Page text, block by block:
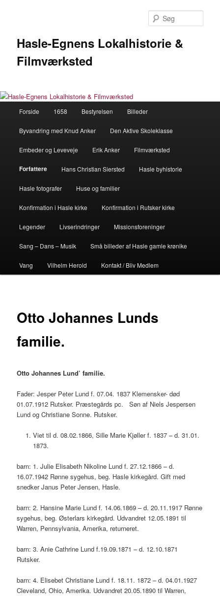
Hasle-Egnens Lokalhistorie &
Filmværksted
Forside 1658 Bestyrelsen Billeder
Byvandring med Knud Anker Den Aktive Skoleklasse
Embeder og Leveveje Erik Anker Filmværksted
Forfattere Hans Christian Siersted Hasle byhistorie
Hasle fotografer Huse og familier
Konfirmation i Hasle kirke Konfirmation i Rutsker kirke
Legender Livserindringer Missionsforeninger
Sang – Dans – Musik Små billeder af Hasle gamle krønike
Vang Vilhelm Herold Kontakt / Bliv Medlem
Otto Johannes Lunds
familie.
Otto Johannes Lund’ familie.
Fader: Jesper Peter Lund f. 07.04. 1837 Klemensker- død
01.07.1912 Rutsker. Præstegårds pc. Søn af Niels Jespersen
Lund og Christiane Sonne. Rutsker.
Viet til d. 08.02.1866, Sille Marie Kjøller f. 1837 – d. 31.01.
1873.
barn: 1. Julie Elisabeth Nikoline Lund f. 27.12.1866 – d.
16.07.1942 Rønne sygehus, beg. Hasle kirkegård. Gift med
snedker Janus Peter Jensen, Hasle.
barn: 2. Hansine Marie Lund f. 14.06.1869 – d. 20.11.1917 Rønne
sygehus, beg. Østerlars kirkegård. Udvandret 12.05.1891 til
Warren, Pennsylvania, Amerika, returneret.
barn: 3. Anie Cathrine Lund f.19.09.1871 – d. 12.10.1871
Rutsker.
barn: 4. Elisebet Christiane Lund f. 18.11. 1872 – d. 04.01.1927
Cleveland, Ohio, Amerika. Udvandret 20.05.1890 til Warren,